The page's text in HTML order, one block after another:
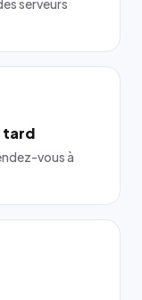
serveurs
tard
vous à